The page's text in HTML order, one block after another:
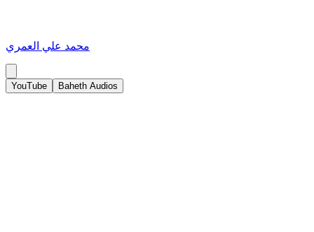
محمد علي العمري
YouTube Baheth Audios